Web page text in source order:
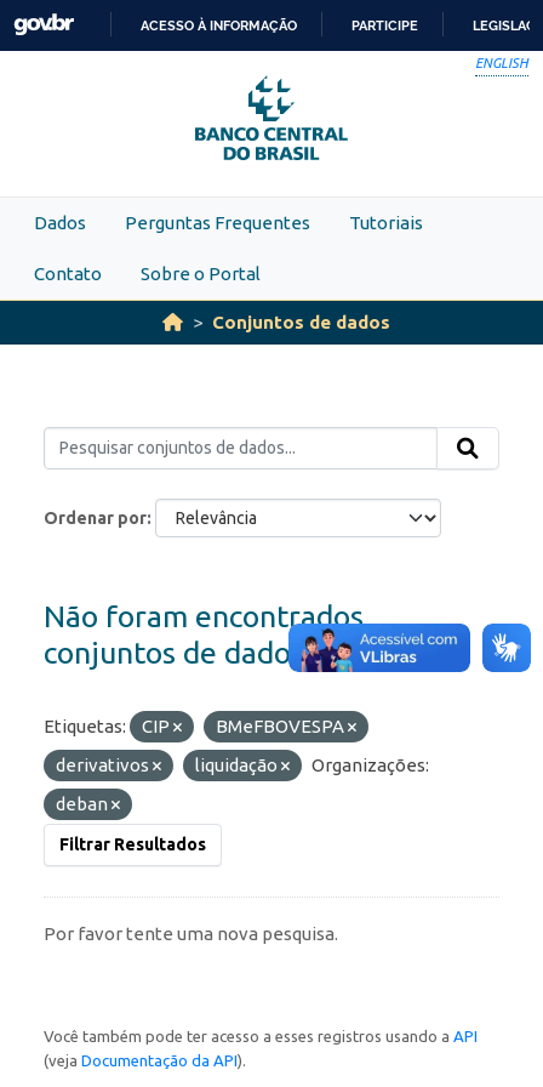
Skip to main content
PARA
O
CONTEÚDO
ACESSO À INFORMAÇÃO PARTICIPE
ENGLISH
Dados Perguntas Frequentes Tutoriais
Contato Sobre o Portal
Conjuntos de dados
Ordenar por
Não foram encontrados
conjuntos de dados
Etiquetas: CIP
BMeFBOVESPA
derivativos
liquidação
Organizações:
deban
Filtrar Resultados
Por favor tente uma nova pesquisa.
Você também pode ter acesso a esses registros usando a API
(veja Documentação da API).